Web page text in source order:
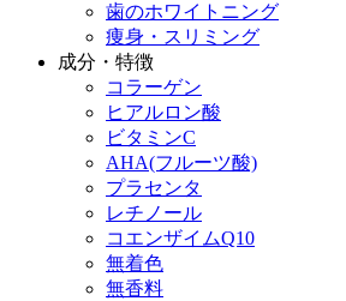
歯のホワイトニング
痩身・スリミング
成分・特徴
コラーゲン
ヒアルロン酸
ビタミンC
AHA(フルーツ酸)
プラセンタ
レチノール
コエンザイムQ10
無着色
無香料